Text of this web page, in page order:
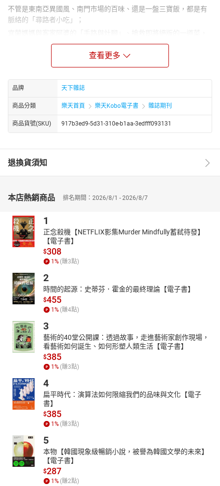
不管是東南亞異國風、南門市場的百味、還是一盤三寶飯，都是有
脈絡的「尋路者小吃」；
家裡的餐桌，就是最真心的台灣味；
台灣又宛若「太平洋上的中島廚房」，料理人把關，與世界分享好
食材和好手藝；
最後找到「誠食之路」的夥伴，
竹北都市裡的厚食聚落，座落花蓮的邦查野菜農場，台中的太陽餅
博物館，
目標不遠，這條路並不孤單。
查看更多
品牌 天下雜誌
商品分類 樂天首頁 樂天Kobo電子書 雜誌期刊
商品貨號(SKU) 917b3ed9-5d31-310e-b1aa-3edfff093131
退換貨須知
本店熱銷商品 排名期間：2026/8/1 - 2026/8/7
1
正念殺機【NETFLIX影集Murder Mindfully蓄弒待發】
【電子書】
$308
1 % (賺3點)
2
時間的起源：史蒂芬．霍金的最終理論【電子書】
$455
1 % (賺4點)
3
藝術的40堂公開課：透過故事，走進藝術家創作現場，
看藝術如何誕生、如何形塑人類生活【電子書】
$385
1 % (賺3點)
4
扁平時代：演算法如何限縮我們的品味與文化【電子
書】
$385
1 % (賺3點)
5
本物【韓國現象級暢銷小說，被譽為韓國文學的未來】
【電子書】
$287
1 % (賺2點)